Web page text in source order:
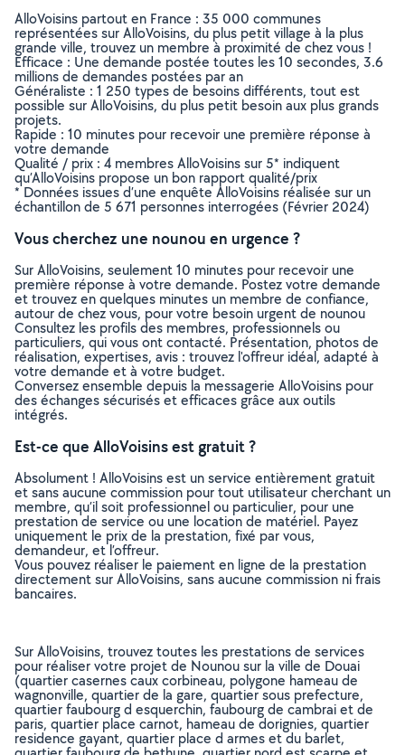
AlloVoisins partout en France : 35 000 communes
représentées sur AlloVoisins, du plus petit village à la plus
grande ville, trouvez un membre à proximité de chez vous !
Efficace : Une demande postée toutes les 10 secondes, 3.6
millions de demandes postées par an
Généraliste : 1 250 types de besoins différents, tout est
possible sur AlloVoisins, du plus petit besoin aux plus grands
projets.
Rapide : 10 minutes pour recevoir une première réponse à
votre demande
Qualité / prix : 4 membres AlloVoisins sur 5* indiquent
qu’AlloVoisins propose un bon rapport qualité/prix
* Données issues d’une enquête AlloVoisins réalisée sur un
échantillon de 5 671 personnes interrogées (Février 2024)
Vous cherchez une nounou en urgence ?
Sur AlloVoisins, seulement 10 minutes pour recevoir une
première réponse à votre demande. Postez votre demande
et trouvez en quelques minutes un membre de confiance,
autour de chez vous, pour votre besoin urgent de nounou
Consultez les profils des membres, professionnels ou
particuliers, qui vous ont contacté. Présentation, photos de
réalisation, expertises, avis : trouvez l'offreur idéal, adapté à
votre demande et à votre budget.
Conversez ensemble depuis la messagerie AlloVoisins pour
des échanges sécurisés et efficaces grâce aux outils
intégrés.
Est-ce que AlloVoisins est gratuit ?
Absolument ! AlloVoisins est un service entièrement gratuit
et sans aucune commission pour tout utilisateur cherchant un
membre, qu’il soit professionnel ou particulier, pour une
prestation de service ou une location de matériel. Payez
uniquement le prix de la prestation, fixé par vous,
demandeur, et l’offreur.
Vous pouvez réaliser le paiement en ligne de la prestation
directement sur AlloVoisins, sans aucune commission ni frais
bancaires.
Sur AlloVoisins, trouvez toutes les prestations de services
pour réaliser votre projet de Nounou sur la ville de Douai
(quartier casernes caux corbineau, polygone hameau de
wagnonville, quartier de la gare, quartier sous prefecture,
quartier faubourg d esquerchin, faubourg de cambrai et de
paris, quartier place carnot, hameau de dorignies, quartier
residence gayant, quartier place d armes et du barlet,